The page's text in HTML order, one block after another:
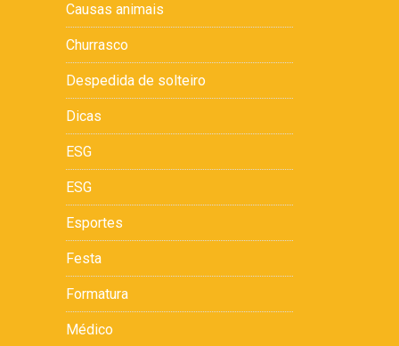
Causas animais
Churrasco
Despedida de solteiro
Dicas
ESG
ESG
Esportes
Festa
Formatura
Médico